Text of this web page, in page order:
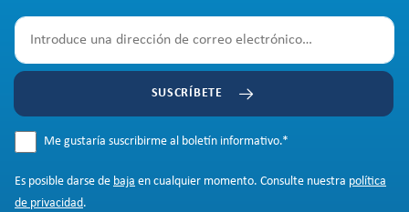
SUSCRÍBETE
Me gustaría suscribirme al boletín informativo.*
Es posible darse de baja en cualquier momento. Consulte nuestra política
de privacidad.